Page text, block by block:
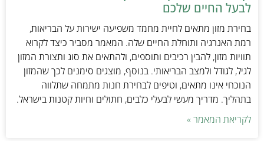
לבעל החיים שלכם
בחירת מזון מתאים לחיית מחמד משפיעה ישירות על הבריאות,
רמת האנרגיה ותוחלת החיים שלה. המאמר מסביר כיצד לקרוא
תוויות מזון, להבין רכיבים ותוספים, ולהתאים את סוג ותצורת המזון
לגיל, לגודל ולמצב הבריאותי. בנוסף, מוצגים סימנים לכך שהמזון
הנוכחי אינו מתאים, וטיפים לבחירת חנות מתמחה שתלווה
בתהליך. מדריך מעשי לבעלי כלבים, חתולים וחיות קטנות בישראל.
לקריאת המאמר »